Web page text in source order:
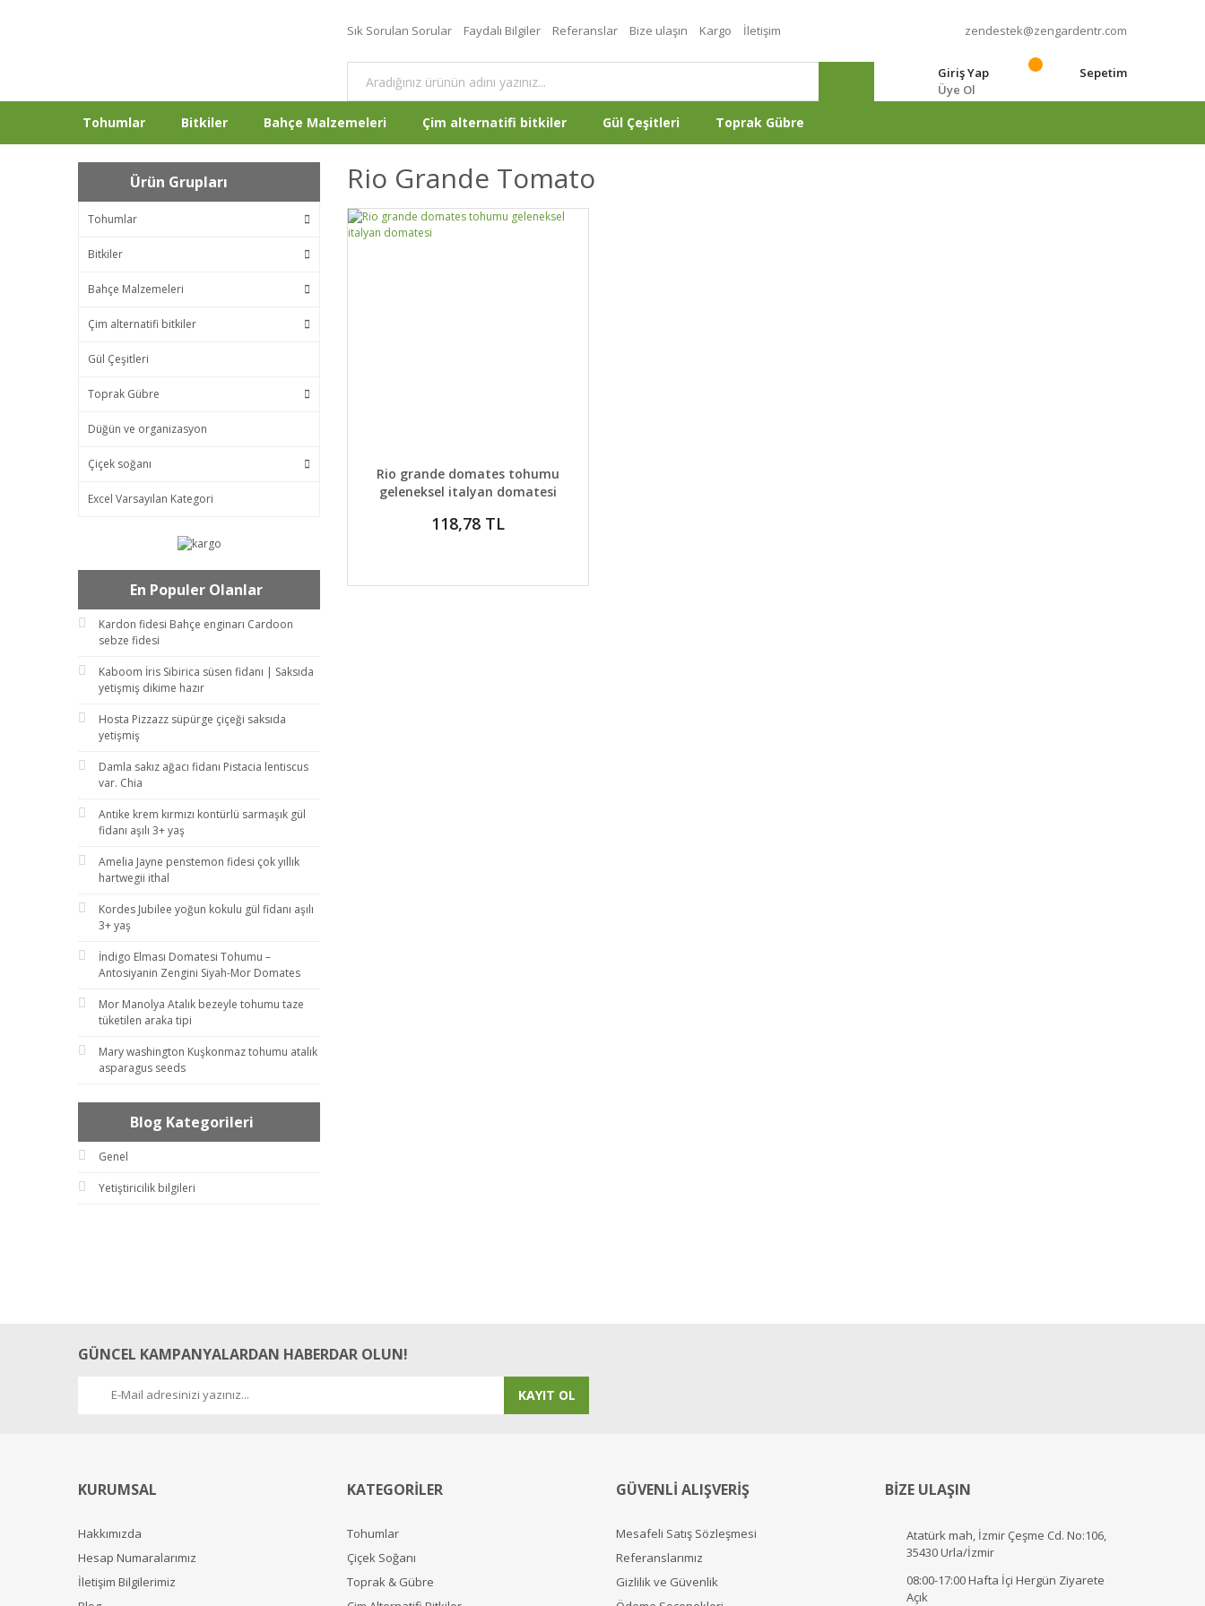
Sık Sorulan Sorular Faydalı Bilgiler Referanslar Bize ulaşın Kargo İletişim zendestek@zengardentr.com
Giriş Yap
Üye Ol
Sepetim
Tohumlar Bitkiler Bahçe Malzemeleri Çim alternatifi bitkiler Gül Çeşitleri Toprak Gübre
Ürün Grupları
Tohumlar
Bitkiler
Bahçe Malzemeleri
Çim alternatifi bitkiler
Gül Çeşitleri
Toprak Gübre
Düğün ve organizasyon
Çiçek soğanı
Excel Varsayılan Kategori
En Populer Olanlar
Kardon fidesi Bahçe enginarı Cardoon
sebze fidesi
Kaboom İris Sibirica süsen fidanı | Saksıda
yetişmiş dikime hazır
Hosta Pizzazz süpürge çiçeği saksıda
yetişmiş
Damla sakız ağacı fidanı Pistacia lentiscus
var. Chia
Antike krem kırmızı kontürlü sarmaşık gül
fidanı aşılı 3+ yaş
Amelia Jayne penstemon fidesi çok yıllık
hartwegii ithal
Kordes Jubilee yoğun kokulu gül fidanı aşılı
3+ yaş
İndigo Elması Domatesi Tohumu –
Antosiyanin Zengini Siyah-Mor Domates
Mor Manolya Atalık bezeyle tohumu taze
tüketilen araka tipi
Mary washington Kuşkonmaz tohumu atalık
asparagus seeds
Blog Kategorileri
Genel
Yetiştiricilik bilgileri
Rio Grande Tomato
DETAYLAR SEPETE EKLE
Rio grande domates tohumu
geleneksel italyan domatesi
118,78 TL
GÜNCEL KAMPANYALARDAN HABERDAR OLUN!
KAYIT OL
KURUMSAL
Hakkımızda
Hesap Numaralarımız
İletişim Bilgilerimiz
KATEGORİLER
Tohumlar
Çiçek Soğanı
Toprak & Gübre
GÜVENLİ ALIŞVERİŞ
Mesafeli Satış Sözleşmesi
Referanslarımız
Gizlilik ve Güvenlik
BİZE ULAŞIN
Atatürk mah, İzmir Çeşme Cd. No:106,
35430 Urla/İzmir
08:00-17:00 Hafta İçi Hergün Ziyarete
Açık